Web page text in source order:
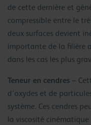
de cette dernière et
compressible entre le
deux surfaces devient
importante de la filière
dans les cas les plus
Teneur en cendres –
d’oxydes et de
système. Ces cendres
la viscosité